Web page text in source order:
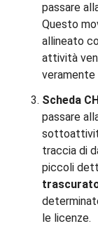
passare
Questo
allineato
attività
veramente
Scheda
passare
traccia di
piccoli
le licenze.